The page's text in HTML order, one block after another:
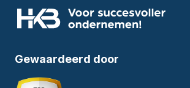
Gewaardeerd door